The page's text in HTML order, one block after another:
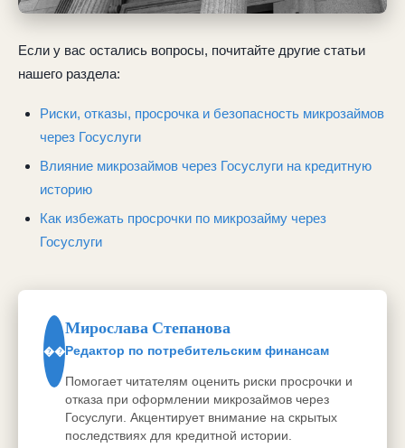
Если у вас остались вопросы, почитайте другие статьи
нашего раздела:
Риски, отказы, просрочка и безопасность микрозаймов
через Госуслуги
Влияние микрозаймов через Госуслуги на кредитную
историю
Как избежать просрочки по микрозайму через
Госуслуги
��
Мирослава Степанова
Редактор по потребительским финансам
Помогает читателям оценить риски просрочки и
отказа при оформлении микрозаймов через
Госуслуги. Акцентирует внимание на скрытых
последствиях для кредитной истории.